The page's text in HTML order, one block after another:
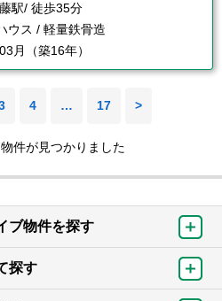
駅/ 徒歩35分
ウス / 軽量鉄骨造
月（築16年）
4 … 17 >
件が見つかりました
ブ物件を探す
探す